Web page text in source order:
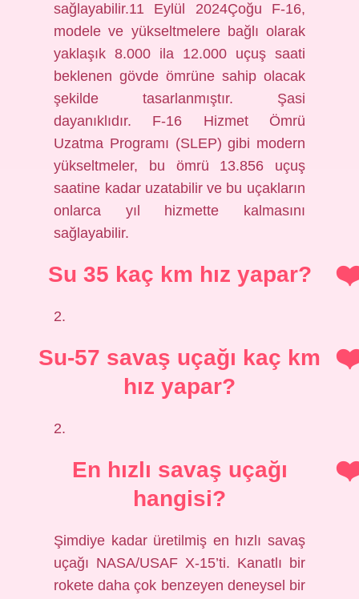
sağlayabilir.11 Eylül 2024Çoğu F-16,
modele ve yükseltmelere bağlı olarak
yaklaşık 8.000 ila 12.000 uçuş saati
beklenen gövde ömrüne sahip olacak
şekilde tasarlanmıştır. Şasi
dayanıklıdır. F-16 Hizmet Ömrü
Uzatma Programı (SLEP) gibi modern
yükseltmeler, bu ömrü 13.856 uçuş
saatine kadar uzatabilir ve bu uçakların
onlarca yıl hizmette kalmasını
sağlayabilir.
Su 35 kaç km hız yapar?
2.
Su-57 savaş uçağı kaç km
hız yapar?
2.
En hızlı savaş uçağı
hangisi?
Şimdiye kadar üretilmiş en hızlı savaş
uçağı NASA/USAF X-15’ti. Kanatlı bir
rokete daha çok benzeyen deneysel bir